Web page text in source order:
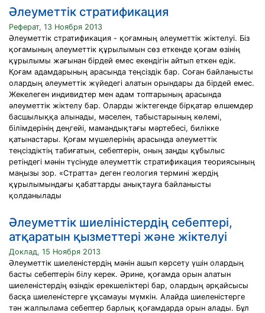
Әлеуметтік стратификация
Реферат, 13 Ноября 2013
Әлеуметтік стратификация - қоғамның әлеуметтік жіктелуі. Біз
қоғамының әлеуметтік құрылымын сөз еткенде қоғам өзінің
құрылымы жағынан бірдей емес екендігін айтып еткен едік.
Қоғам адамдарының арасында теңсіздік бар. Соған байланысты
олардың әлеуметтік жүйедегі алатын орындары да бірдей емес.
Жекелеген индивидтер мен адам топтарының арасында
әлеуметтік жіктелу бар. Оларды жіктегенде бірқатар өлшемдер
басшылыққа алынады, мәселен, табыстарының көлемі,
білімдерінің деңгейі, мамандықтағы мәртебесі, билікке
қатынастары. Қоғам мүшелерінің арасында әлеуметтік
теңсіздіктің табиғатын, себептерін, оның заңды құбылыс
ретіндегі мәнін түсінуде әлеуметтік стратификация теориясының
маңызы зор. «Стратта» деген геология термині жердің
құрылымындағы қабаттарды анықтауға байланысты
қолданылады
Әлеуметтік шиеліністердің себептері,
атқаратын қызметтері және жіктелуі
Доклад, 15 Ноября 2013
Әлеуметтік шиеленістердің мәнін ашып көрсету үшін олардың
басты себептерін білу керек. Әрине, қоғамда орын алатын
шиеленістердің өзіндік ерекшеліктері бар, олардың әрқайсысы
басқа шиеленістерге ұқсамауы мүмкін. Алайда шиеленістерге
тән жалпылама себептер барлық қоғамдарда орын алады. Бұл